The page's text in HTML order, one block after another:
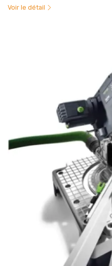
Voir le détail